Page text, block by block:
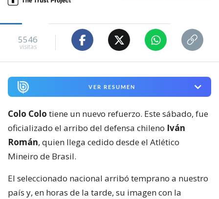
5546
visitas
VER RESUMEN
Colo Colo tiene un nuevo refuerzo. Este sábado, fue
oficializado el arribo del defensa chileno Iván
Román, quien llega cedido desde el Atlético
Mineiro de Brasil.
El seleccionado nacional arribó temprano a nuestro
país y, en horas de la tarde, su imagen con la